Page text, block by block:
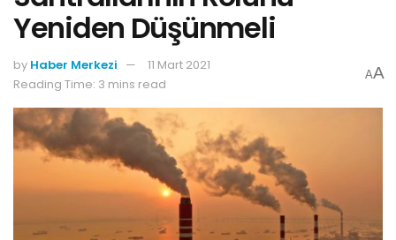
Yeniden Düşünmeli
by Haber Merkezi
11 Mart 2021
Reading Time: 3 mins read
AA